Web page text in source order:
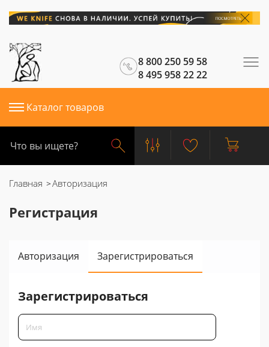
8 800 250 59 58
8 495 958 22 22
Каталог товаров
Главная Авторизация
Регистрация
Авторизация Зарегистрироваться
Зарегистрироваться